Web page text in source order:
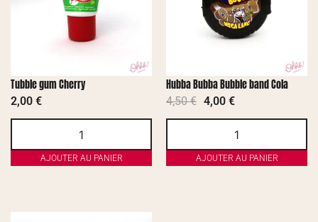
Tubble gum Cherry
2,00 €
AJOUTER AU PANIER
Hubba Bubba Bubble band Cola
4,50€ 4,00 €
AJOUTER AU PANIER